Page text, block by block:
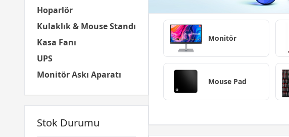
Hoparlör
Kulaklık & Mouse Standı
Kasa Fanı
UPS
Monitör Askı Aparatı
Stok Durumu
Monitör
Mouse Pad